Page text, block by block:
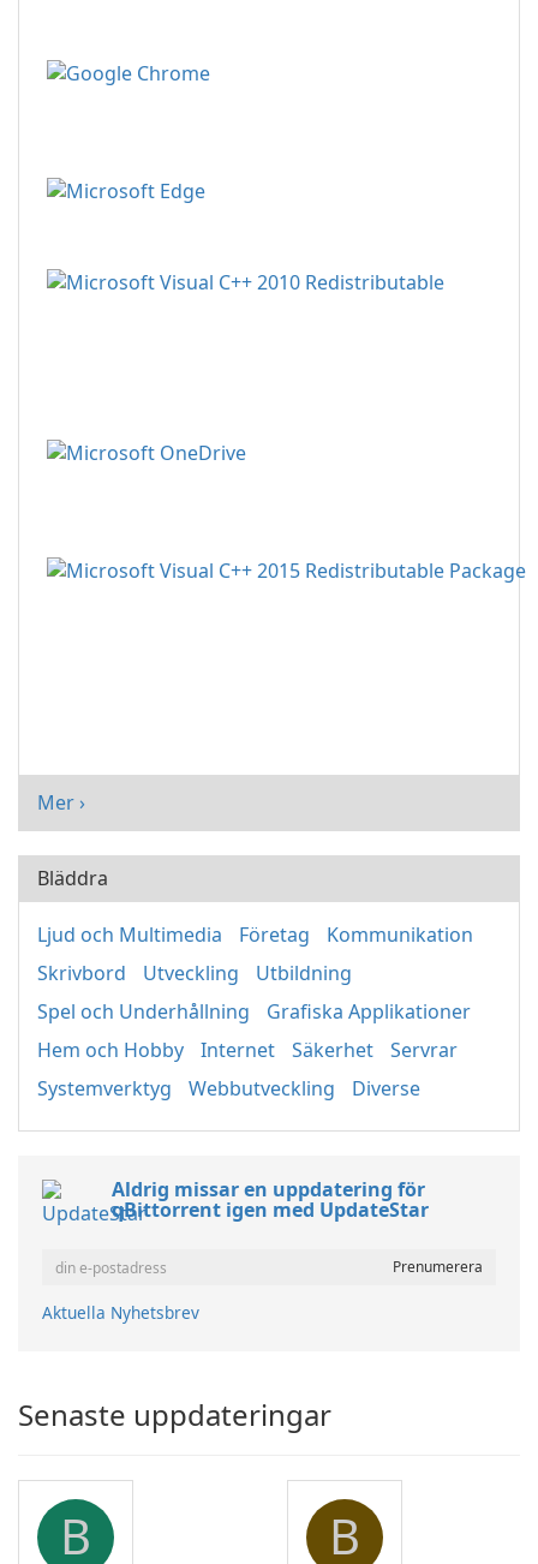
Mer ›
Bläddra
Ljud och Multimedia Företag
Kommunikation
Skrivbord
Utveckling
Utbildning
Spel och Underhållning
Grafiska Applikationer
Hem och Hobby
Internet Säkerhet
Servrar
Systemverktyg
Webbutveckling Diverse
Aldrig missar en uppdatering för
qBittorrent igen med UpdateStar
Aktuella Nyhetsbrev
Senaste uppdateringar
B B